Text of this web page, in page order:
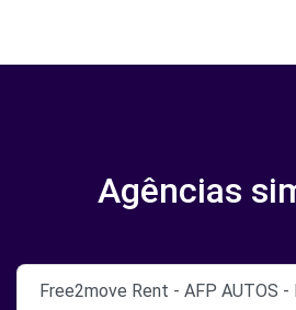
Agências
Free2move Rent - AFP AUTOS -